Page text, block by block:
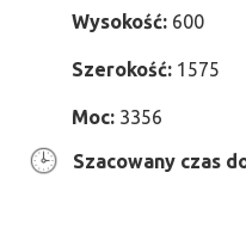
Wysokość: 600
Szerokość: 1575
Moc: 3356
Szacowany czas